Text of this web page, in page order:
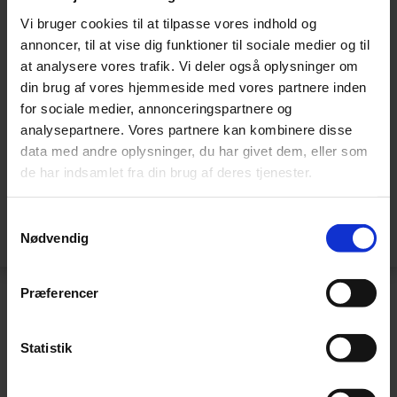
Vi bruger cookies til at tilpasse vores indhold og
annoncer, til at vise dig funktioner til sociale medier og til
at analysere vores trafik. Vi deler også oplysninger om
din brug af vores hjemmeside med vores partnere inden
for sociale medier, annonceringspartnere og
analysepartnere. Vores partnere kan kombinere disse
data med andre oplysninger, du har givet dem, eller som
de har indsamlet fra din brug af deres tjenester.
Nødvendig
Præferencer
Statistik
Praktisk information